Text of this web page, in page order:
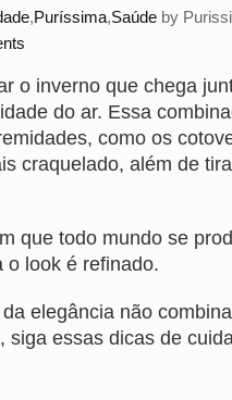
,Puríssima,Saúde by
o inverno que chega
do ar. Essa
como os
craquelado, além de
que todo mundo se
o look é refinado.
elegância não
siga essas dicas de